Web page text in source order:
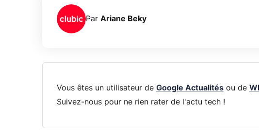
Par Ariane Beky
Vous êtes un utilisateur de Google Actualitésou de
Suivez-nous pour ne rien rater de l'actu tech !